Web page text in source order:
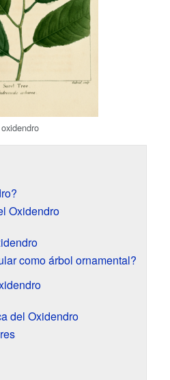
Oxidendro
como árbol ornamental?
del Oxidendro